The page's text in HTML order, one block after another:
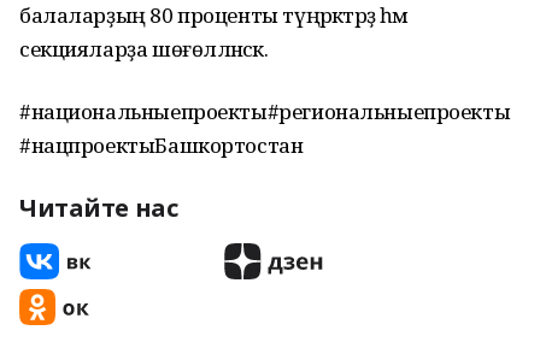
балаларҙың 80 проценты түңәрәктәрҙә һәм
секцияларҙа шөғөлләнәсәк.
#национальныепроекты#региональныепроекты
#нацпроектыБашкортостан
Читайте нас